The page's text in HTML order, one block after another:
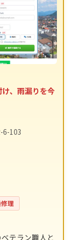
、雨漏りを今
6-103
理
テラン職人と